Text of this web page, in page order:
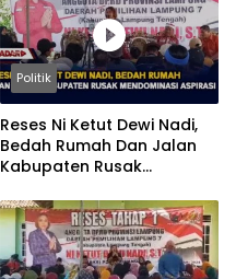
Politik
Reses Ni Ketut Dewi Nadi,
Bedah Rumah Dan Jalan
Kabupaten Rusak